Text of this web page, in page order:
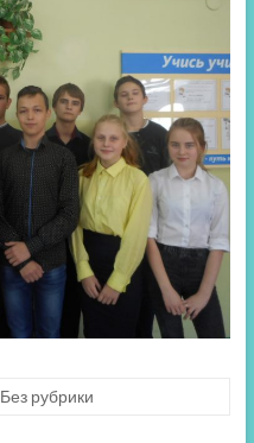
Без рубрики